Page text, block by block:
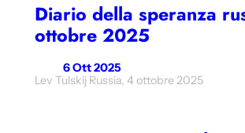
Diario della speranza
ottobre 2025
6 Ott 2025
Lev Tulskij Russia, 4 ottobre 2025